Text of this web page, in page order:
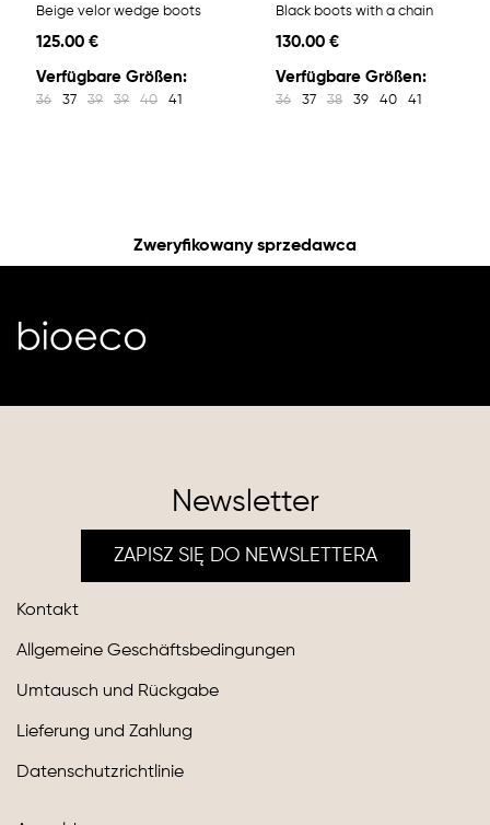
Beige velor wedge boots
125.00 €
Verfügbare Größen:
36 37 39 39 40 41
Black boots with a chain
130.00 €
Verfügbare Größen:
36 37 38 39 40 41
Zweryfikowany sprzedawca
Newsletter
ZAPISZ SIĘ DO NEWSLETTERA
Kontakt
Allgemeine Geschäftsbedingungen
Umtausch und Rückgabe
Lieferung und Zahlung
Datenschutzrichtlinie